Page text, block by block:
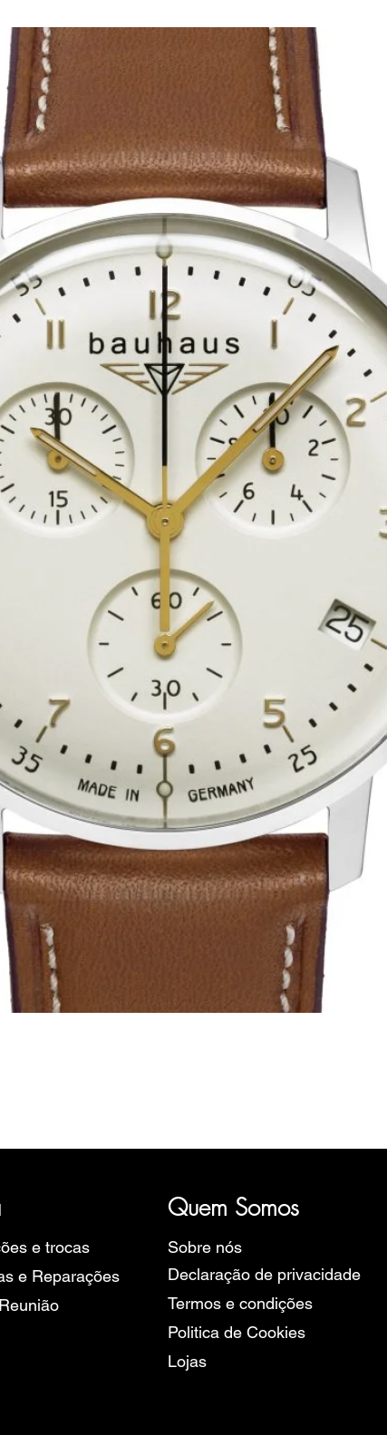
Quem Somos
e trocas
e Reparações
Sobre nós
Declaração de privacidade
Termos e condições
Politica de Cookies
Lojas